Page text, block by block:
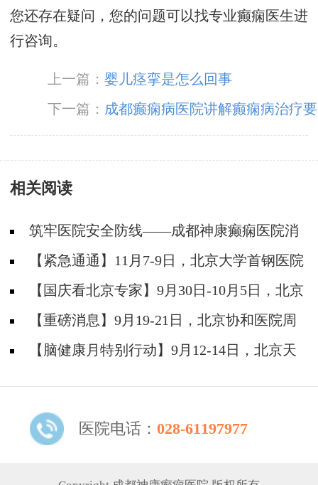
您还存在疑问，您的问题可以找专业癫痫医生进
行咨询。
上一篇：婴儿痉挛是怎么回事
下一篇： 成都癫痫病医院讲解癫痫病治疗要
多少钱
相关阅读
筑牢医院安全防线——成都神康癫痫医院消
防安全培训纪实
【紧急通通】11月7-9日，北京大学首钢医院
神经内科胡颖教授亲临成都会诊，破解癫痫疑难
【国庆看北京专家】9月30日-10月5日，北京
天坛&首钢医院两大专家蓉城亲诊+癫痫大额救
助，速约！
【重磅消息】9月19-21日，北京协和医院周
祥琴教授成都领衔会诊，共筑全年龄段抗癫防
【脑健康月特别行动】9月12-14日，北京天
年龄段癫痫患者
医院电话： 028-61197977